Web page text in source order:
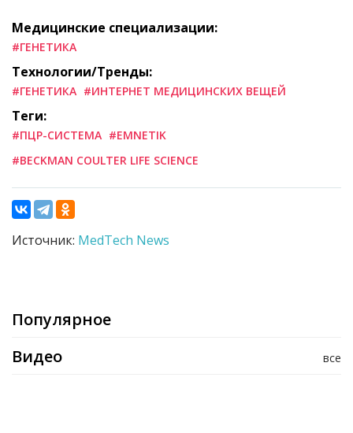
Медицинские специализации:
#ГЕНЕТИКА
Технологии/Тренды:
#ГЕНЕТИКА #ИНТЕРНЕТ МЕДИЦИНСКИХ ВЕЩЕЙ
Теги:
#ПЦР-СИСТЕМА #EMNETIK
#BECKMAN COULTER LIFE SCIENCE
Источник: MedTech News
Популярное
все
Видео